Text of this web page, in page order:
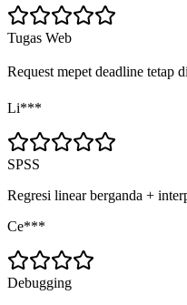
Tugas Web
Request mepet deadline tetap
Li***
SPSS
Regresi linear berganda +
Ce***
Debugging